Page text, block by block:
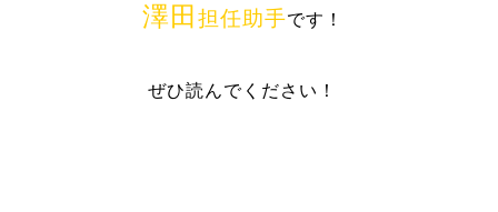
澤田 担任助手です！
ぜひ読んでください！